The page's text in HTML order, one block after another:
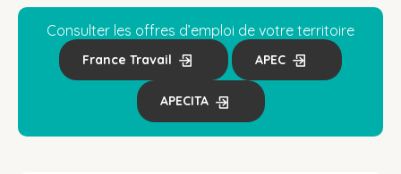
Consulter les offres d’emploi de votre territoire
France Travail APEC
APECITA